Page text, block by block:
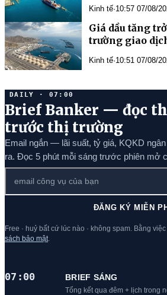
Kinh tế·10:57 07/08/
Giá dầu tăng
trường giao
Kinh tế·10:51 07/08/
DAILY · 07:00
Brief Banker — đọc
trước thị trường
Email ngắn — lãi suất, tỷ giá, KQKD
ra. Đọc 5 phút mỗi sáng trước phiên mở
ĐĂNG KÝ MIỄN PHÍ
Free · huỷ bất cứ lúc nào · không spam. Bằng
sách bảo mật
07:00 BRIEF SÁNG
Tổng kết qua đêm + lịch trong